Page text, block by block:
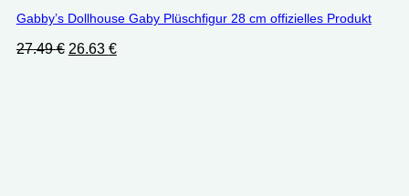
Gabby’s Dollhouse Gaby Plüschfigur 28 cm offizielles Produkt
27.49€ Ursprünglicher
26.63 €Aktueller